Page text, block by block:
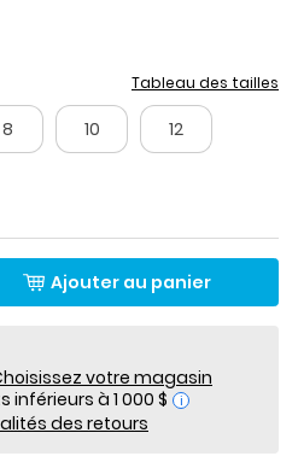
Tableau des tailles
8 10 12
Ajouter au panier
votre magasin
i
des retours